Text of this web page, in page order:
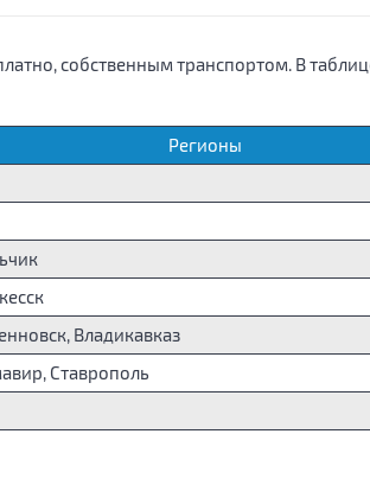
собственным транспортом. В
Регионы
Владикавказ
Ставрополь